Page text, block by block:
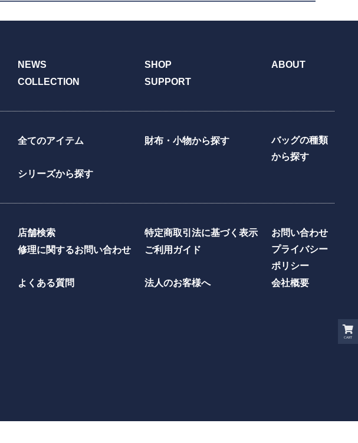
CART
NEWS SHOP
ABOUT
COLLECTION
SUPPORT
全てのアイテム 財布・小物から探す
バッグの種類
から探す
シリーズから探す
店舗検索 特定商取引法に基づく表示
お問い合わせ
修理に関するお問い合わせ
ご利用ガイド
プライバシー
ポリシー
よくある質問
法人のお客様へ 会社概要